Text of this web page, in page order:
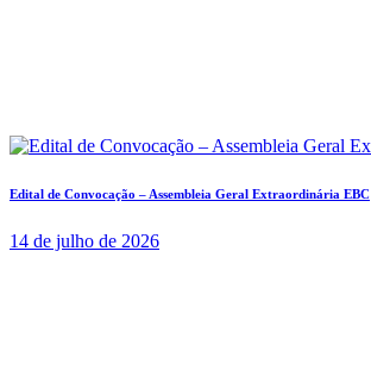
Edital de Convocação – Assembleia Geral Extraordinária EBC
14 de julho de 2026